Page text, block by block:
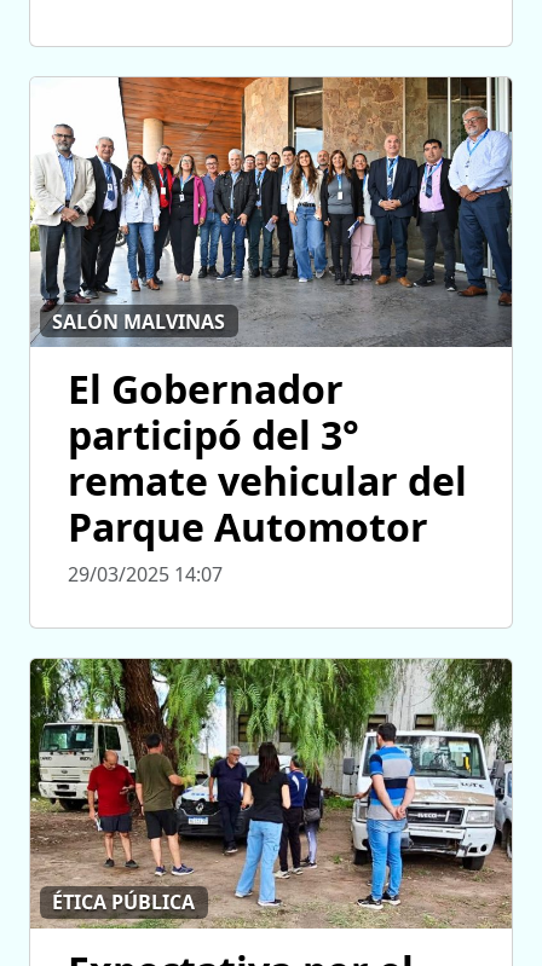
SALÓN MALVINAS
El Gobernador
participó del 3°
remate vehicular del
Parque Automotor
29/03/2025 14:07
ÉTICA PÚBLICA